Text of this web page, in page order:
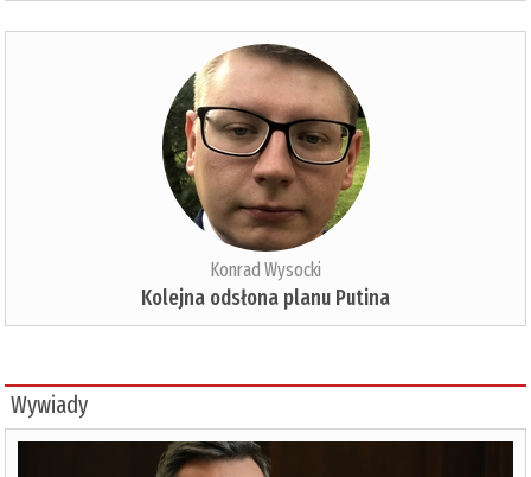
Konrad Wysocki
Kolejna odsłona planu Putina
Wywiady